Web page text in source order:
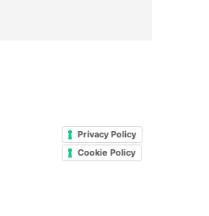
Privacy Policy
Cookie Policy